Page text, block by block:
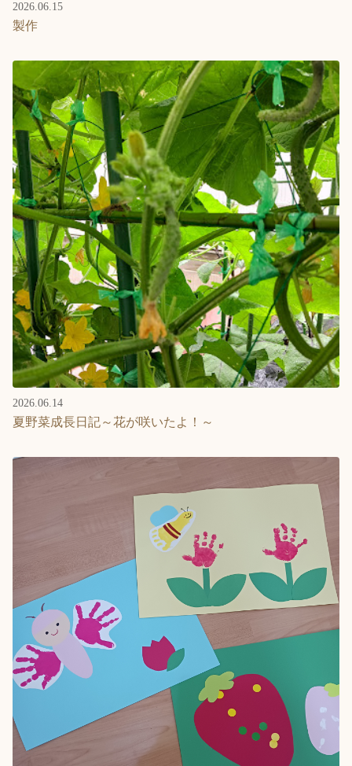
2026.06.15
製作
2026.06.14
夏野菜成長日記～花が咲いたよ！～